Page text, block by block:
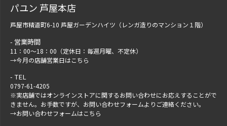
パユン 芦屋本店
芦屋市精道町6-10 芦屋ガーデンハイツ（レンガ造りのマンション１階）
営業時間
11：00～18：00（定休日：毎週月曜、不定休）
→今月の店舗営業日はこちら
TEL
0797-61-4205
※実店舗ではオンラインストアに関するお問い合わせにお応えすることがで
きません。お手数ですが、 お問い合わせフォームよりご連絡ください。
→お問い合わせフォームはこちら